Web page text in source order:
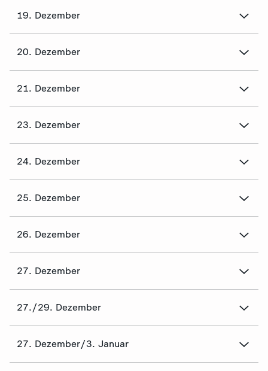
19. Dezember
20. Dezember
21. Dezember
23. Dezember
24. Dezember
25. Dezember
26. Dezember
27. Dezember
27./29. Dezember
27. Dezember/3. Januar